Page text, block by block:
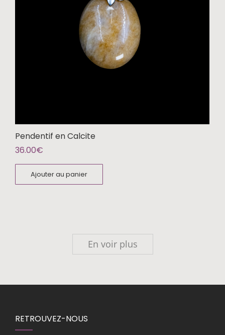
Pendentif en Calcite
36.00€
Ajouter au panier
En voir plus
RETROUVEZ-NOUS